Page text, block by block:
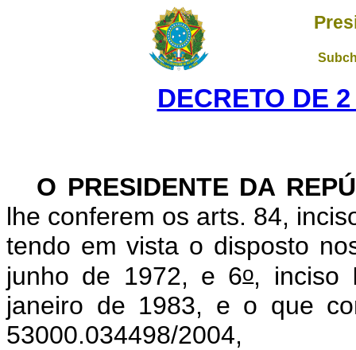
DECRETO DE
O PRESIDENTE DA
lhe conferem os arts. 84,
tendo em vista o disposto
junho de 1972, e 6o, inciso
janeiro de 1983, e o que
53000.034498/2004,